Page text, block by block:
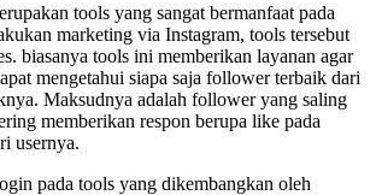
tools yang sangat bermanfaat pada
marketing via Instagram, tools tersebut
biasanya tools ini memberikan layanan agar
mengetahui siapa saja follower terbaik dari
Maksudnya adalah follower yang saling
memberikan respon berupa like pada
usernya.
pada tools yang dikembangkan oleh